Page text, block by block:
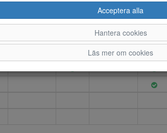
38.5
Acceptera alla
Hantera cookies
Läs mer om cookies